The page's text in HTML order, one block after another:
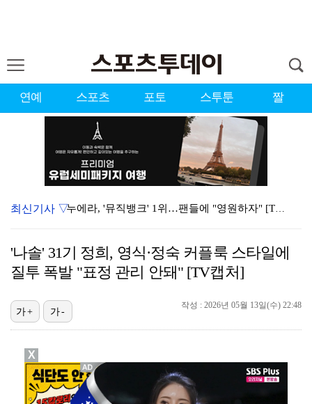
연예 스포츠 포토 스투툰 짤
누에라, '뮤직뱅크' 1위…팬들에 "영원하자" [TV캡…
폭발까지 5분…안보현·정은채, 목숨 건 사투 시작(재벌…
대한축구협회의 '심판 성접대'…최악의 경우 런던 올림픽…
외신까지 퍼지고 있는 축구협회 성접대 논란…2002 한…
최신기사 ▽
'나솔' 31기 정희, 영식·정숙 커플룩 스타일에
질투 폭발 "표정 관리 안돼" [TV캡처]
작성 : 2026년 05월 13일(수) 22:48
가+ 가-
X